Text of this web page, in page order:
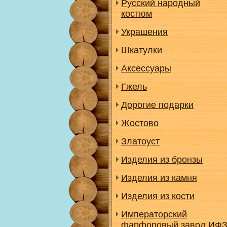
Русский народный
костюм
Украшения
Шкатулки
Аксессуары
Гжель
Дорогие подарки
Жостово
Златоуст
Изделия из бронзы
Изделия из камня
Изделия из кости
Императорский
фарфоровый завод ИФЗ